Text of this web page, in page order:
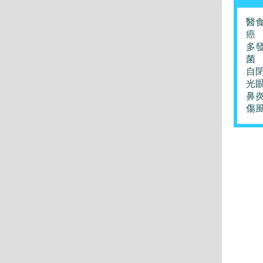
醫
癌
多
菌
自
光
鼻
傷